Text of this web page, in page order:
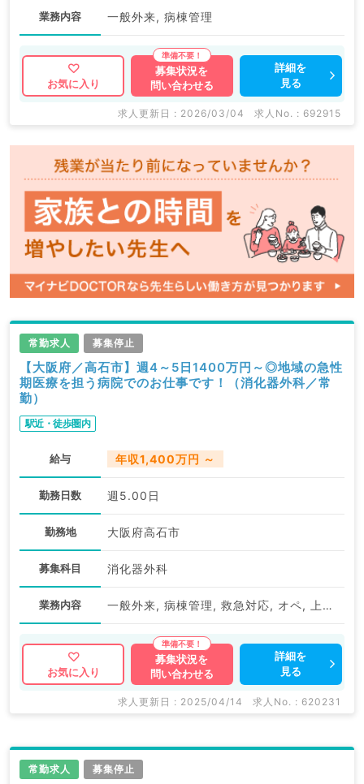
業務内容 一般外来, 病棟管理
お気に入り
募集状況を
問い合わせる
詳細を
見る
求人更新日 : 2026/03/04 求人No. : 692915
常勤求人 募集停止
【大阪府／高石市】週4～5日1400万円～◎地域の急性
期医療を担う病院でのお仕事です！（消化器外科／常
勤）
駅近・徒歩圏内
給与 年収1,400万円 ～
勤務日数 週5.00日
勤務地 大阪府高石市
募集科目 消化器外科
業務内容 一般外来, 病棟管理, 救急対応, オペ, 上部内視鏡検査（ＧＦ）, 下部内視鏡検査（ＣＦ）
お気に入り
募集状況を
問い合わせる
詳細を
見る
求人更新日 : 2025/04/14 求人No. : 620231
常勤求人 募集停止